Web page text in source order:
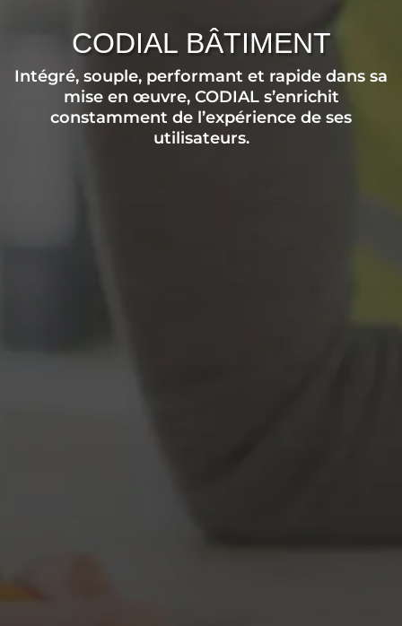
CODIAL BÂTIMENT
Intégré, souple, performant et rapide dans sa
mise en œuvre, CODIAL s’enrichit
constamment de l’expérience de ses
utilisateurs.